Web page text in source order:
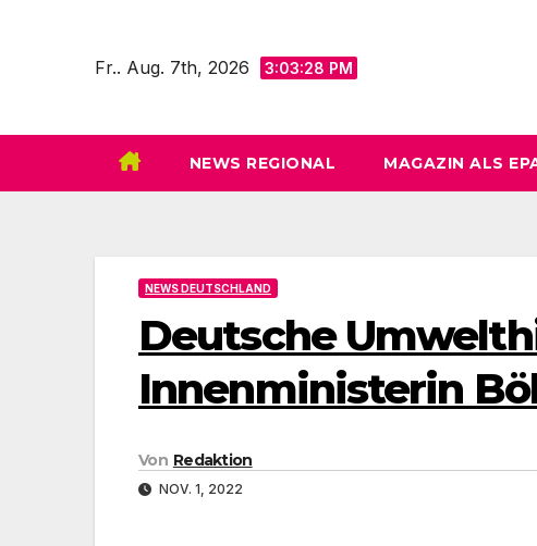
Fr.. Aug. 7th, 2026 3:03:30 PM
NEWS REGIONAL MAGAZIN ALS
NEWS DEUTSCHLAND
Deutsche
Innenministerin
Von Redaktion
NOV. 1, 2022